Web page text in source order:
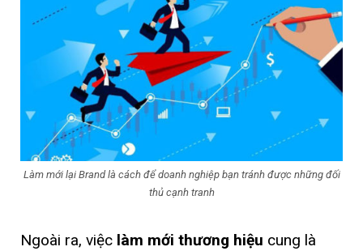
Làm mới lại Brand là cách để doanh nghiệp bạn tránh được những đối
thủ cạnh tranh
Ngoài ra, việc làm mới thương hiệu cung là